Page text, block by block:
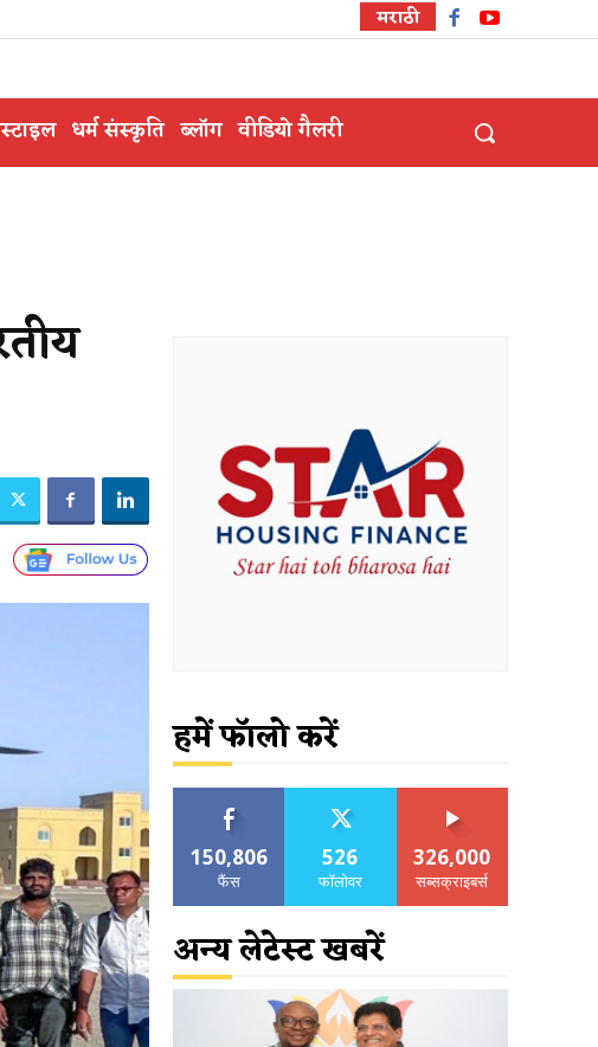
मराठी
धर्म संस्कृति ब्लॉग वीडियो गैलरी
हमें फॉलो करें
150,806
फैंस
526
फॉलोवर
326,000
सब्सक्राइबर्स
अन्य लेटेस्ट खबरें